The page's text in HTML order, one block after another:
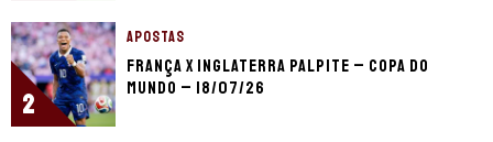
2
APOSTAS
França x Inglaterra palpite – Copa do
Mundo – 18/07/26